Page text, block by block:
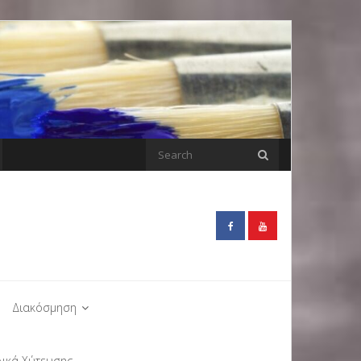
Διακόσμηση